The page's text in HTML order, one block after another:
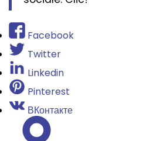
Facebook
Twitter
Linkedin
Pinterest
ВКонтакте